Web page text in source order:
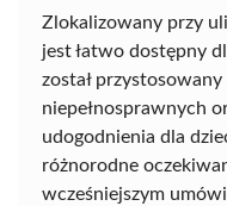
Zlokalizowany przy
jest łatwo dostępny
został
niepełnosprawnych
udogodnienia dla
różnorodne
wcześniejszym